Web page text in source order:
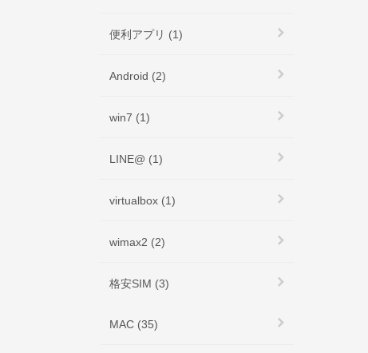
便利アプリ (1)
Android (2)
win7 (1)
LINE@ (1)
virtualbox (1)
wimax2 (2)
格安SIM (3)
MAC (35)